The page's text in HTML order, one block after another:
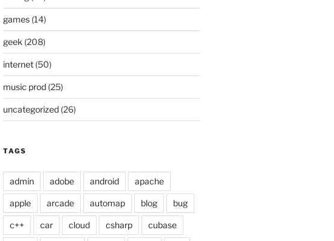
games(14)
geek (208)
internet(50)
music prod(25)
uncategorized(26)
TAGS
admin adobe android apache
apple arcade automap blog bug
c++ car cloud csharp cubase